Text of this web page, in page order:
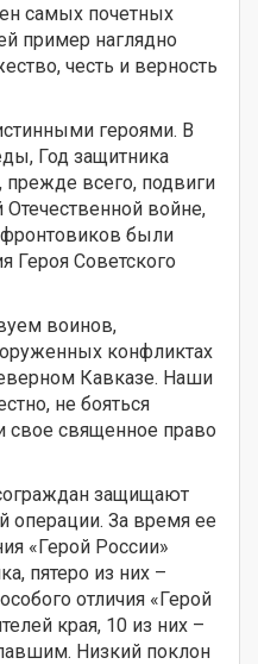
самых почетных
пример наглядно
честь и верность
героями. В
Год защитника
всего, подвиги
войне,
были
Героя Советского
воинов,
конфликтах
Кавказе. Наши
не бояться
свое священное право
защищают
операции. За время ее
«Герой России»
пятеро из них –
отличия «Герой
края, 10 из них –
Низкий поклон